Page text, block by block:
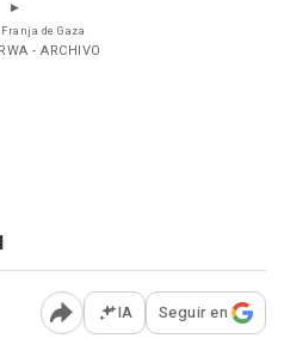
de Gaza
- ARCHIVO
Abrir opciones para
IA Seguir en